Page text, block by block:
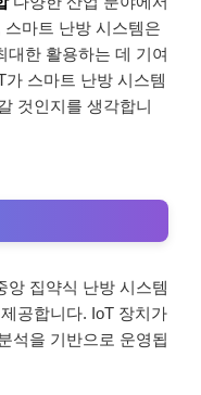
마트 난방 시스템은
대한 활용하는 데 기여
스마트 난방 시스템
것인지를 생각합니
앙 집약식 난방 시스템
공합니다. IoT 장치가
석을 기반으로 운영됩